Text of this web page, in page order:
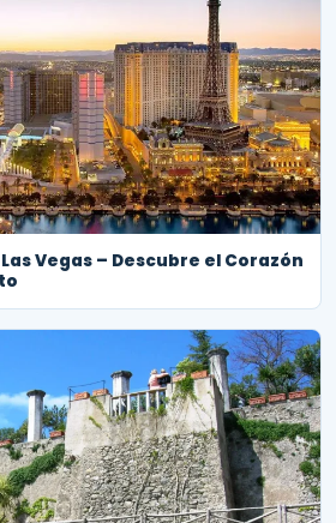
Vegas – Descubre el Corazón